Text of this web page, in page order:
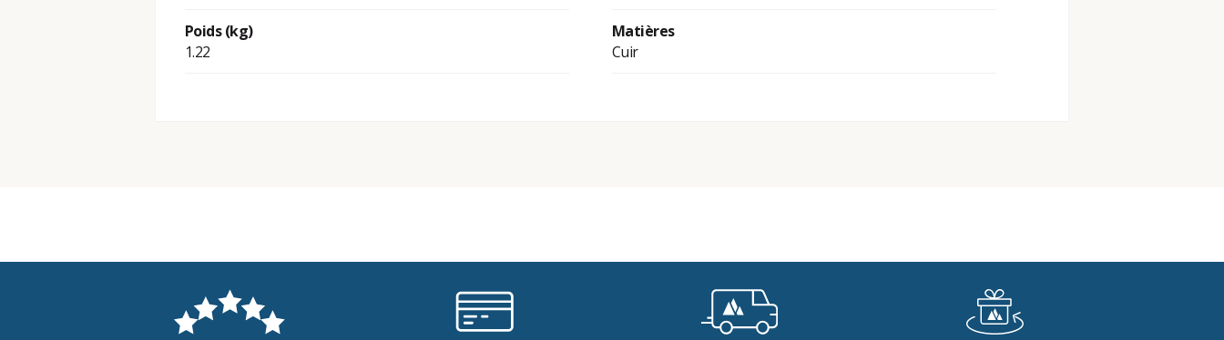
Poids (kg)
1.22
Matières
Cuir